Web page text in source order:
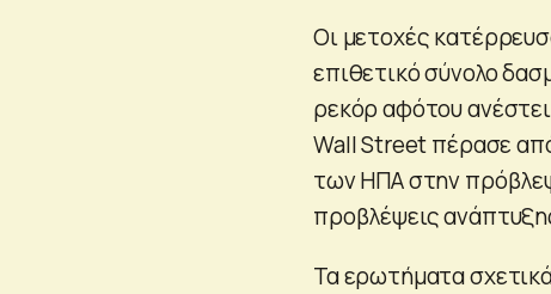
Οι μετοχές
επιθετικό σύνολο
ρεκόρ αφότου
Wall Street πέρασε
των ΗΠΑ στην
προβλέψεις
Τα ερωτήματα